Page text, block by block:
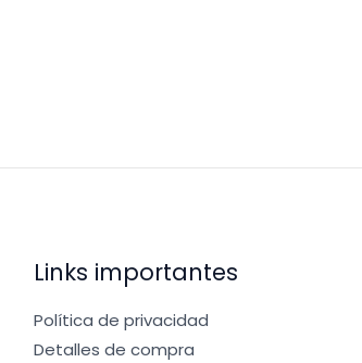
Links importantes
Política de privacidad
Detalles de compra